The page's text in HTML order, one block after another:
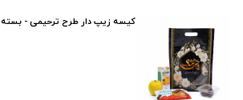
کیسه زیپ دار طرح ترحیمی - بسته 20 عددی